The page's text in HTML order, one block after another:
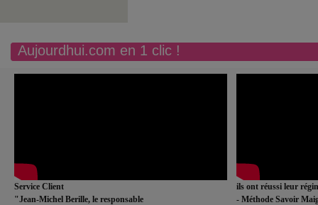
Aujourdhui.com en 1 clic !
Service Client
"Jean-Michel Berille, le responsable
ils ont réussi leur
- Méthode Savoir